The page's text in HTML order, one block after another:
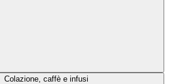
Colazione, caffè e infusi